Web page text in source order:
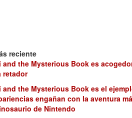
reciente
and the Mysterious Book es
retador
and the Mysterious Book es el
engañan con la aventura
de Nintendo